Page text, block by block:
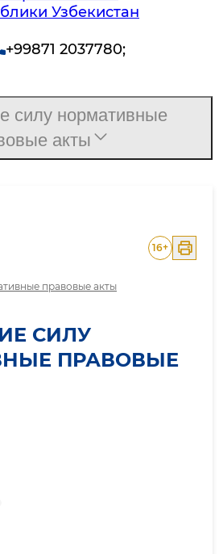
Узбекистан
+99871 2037780;
правовые акты
16+
СИЛУ
ПРАВОВЫЕ
силу нормативные
акты